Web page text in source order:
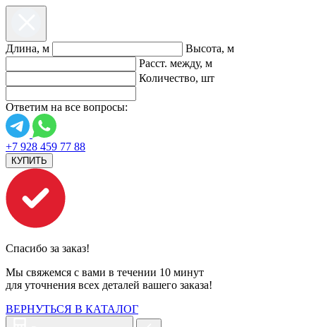
Длина, м
Высота, м
Расст. между, м
Количество, шт
Ответим на все вопросы:
+7 928 459 77 88
КУПИТЬ
Спасибо за заказ!
Мы свяжемся с вами в течении 10 минут
для уточнения всех деталей вашего заказа!
ВЕРНУТЬСЯ В КАТАЛОГ